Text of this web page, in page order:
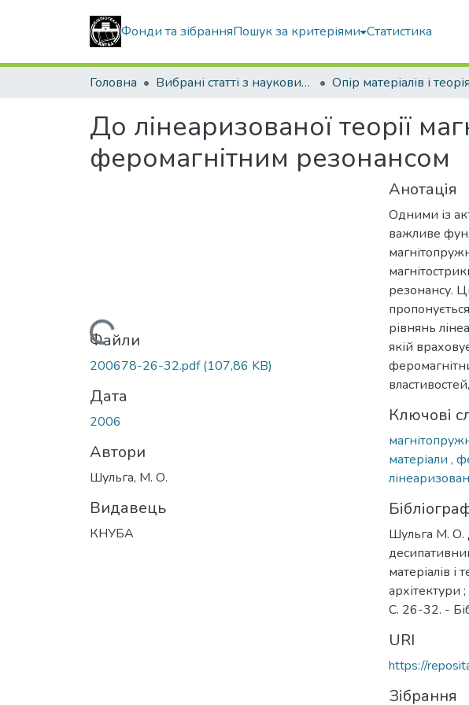
Фонди та зібранняПошук за критеріями Статистика
Головна Вибрані статті з наукових збірників КНУБА
До лінеаризованої теорії
феромагнітним резонансом
Вантажиться...
Файли
200678-26-32.pdf(107,86 KB)
Дата
2006
Автори
Шульга, М. О.
Видавець
КНУБА
Анотація
Одними із
важливе
резонансу.
рівнянь
якій
Ключові
матеріали ,
Шульга М. О.
матеріалів і
С. 26-32. -
URI
https://
Зібрання